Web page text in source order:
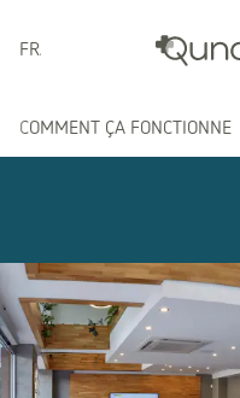
FRANÇAIS
COMMENT ÇA FONCTIONNE